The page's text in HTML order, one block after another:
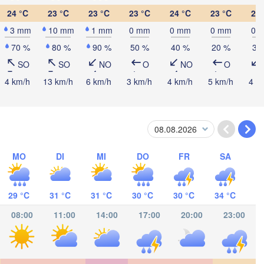
24 °C
3 mm
70 %
SO
4 km/h
23 °C
10 mm
80 %
SO
13 km/h
23 °C
1 mm
90 %
NO
6 km/h
23 °C
0 mm
50 %
O
3 km/h
24 °C
0 mm
40 %
NO
4 km/h
23 °C
0 mm
20 %
O
5 km/h
23
0
30
4
MO
29 °C
DI
31 °C
MI
31 °C
DO
30 °C
FR
30 °C
SA
34 °C
08:00 11:00 14:00 17:00 20:00 23:00
Ciudad de
Guatemala
Tuxtla Gutiérrez
Tapachula
GUATEMALA
Mérida Cancún
Catacamas
BELIZE